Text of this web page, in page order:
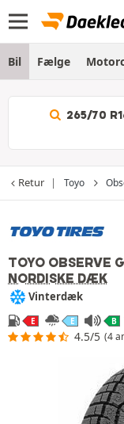
Bil Fælge
265/70
Retur Toyo
TOYO OBSERVE
NORDISKE DÆK
Vinterdæk
E E B
4.5/5 (4